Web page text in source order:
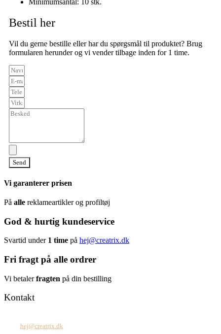
Minimumsantal: 10 stk.
Bestil her
Vil du gerne bestille eller har du spørgsmål til produktet? Brug
formularen herunder og vi vender tilbage inden for 1 time.
Send
Vi garanterer prisen
På alle reklameartikler og profiltøj
God & hurtig kundeservice
Svartid under 1 time på hej@creatrix.dk
Fri fragt på alle ordrer
Vi betalerfragten på din bestilling
Kontakt
hej@creatrix.dk